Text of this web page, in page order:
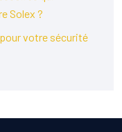
Solex ?
votre sécurité